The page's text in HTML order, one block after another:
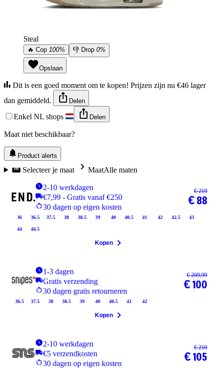
Steal
🔥 Cop 100% 👎 Drop 0%
Opslaan
Dit is een goed moment om te kopen! Prijzen zijn nu €46 lager
dan gemiddeld.
Delen
Enkel NL shops Delen
Maat niet beschikbaar?
Product alerts
Selecteer je maat MaatAlle maten
2-10 werkdagen
€7,99 - Gratis vanaf €250
30 dagen op eigen kosten
36 36.5 37.5 38 38.5 39 40 40.5 41 42 42.5 43
44 44.5
€ 219
€ 88
Kopen
1-3 dagen
Gratis verzending
30 dagen gratis retourneren
36.5 37.5 38 38.5 39 40 40.5 41 42
€ 209,99
€ 100
Kopen
2-10 werkdagen
€5 verzendkosten
30 dagen op eigen kosten
€ 210
€ 105